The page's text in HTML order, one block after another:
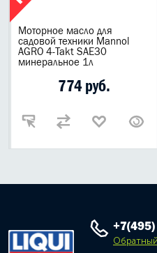
Моторное масло для
садовой техники Mannol
AGRO 4-Takt SAE30
минеральное 1л
774 руб.